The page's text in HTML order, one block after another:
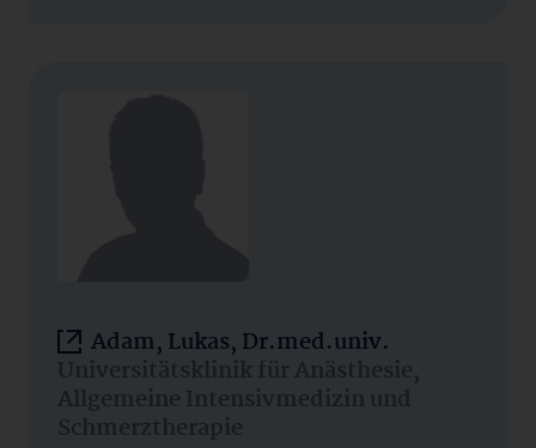
Adam, Lukas, Dr.med.univ.
Universitätsklinik für Anästhesie,
Allgemeine Intensivmedizin und
Schmerztherapie